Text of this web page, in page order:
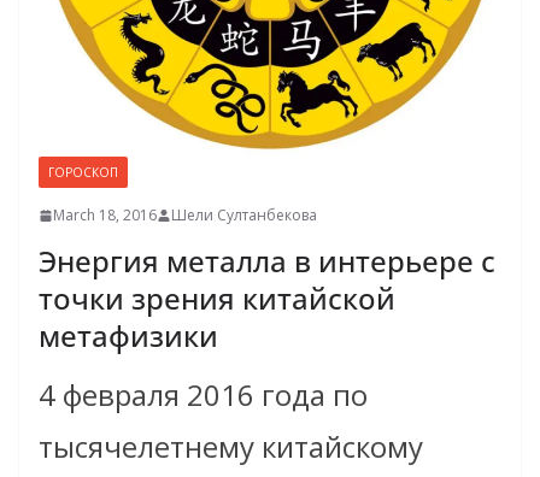
ГОРОСКОП
March 18, 2016 Шели Султанбекова
Энергия металла в интерьере с
точки зрения китайской
метафизики
4 февраля 2016 года по
тысячелетнему китайскому